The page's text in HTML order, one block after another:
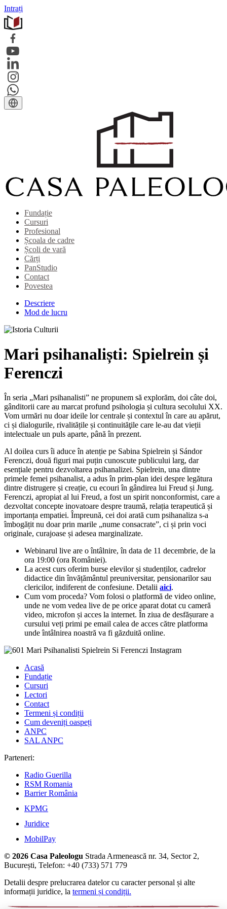
Intrați
Fundație
Cursuri
Profesional
Școala de cadre
Școli de vară
Cărți
PanStudio
Contact
Povestea
Descriere
Mod de lucru
Mari psihanaliști: Spielrein și
Ferenczi
În seria „Mari psihanalisti” ne propunem să explorăm, doi câte doi,
gânditorii care au marcat profund psihologia și cultura secolului XX.
Vom urmări nu doar ideile lor centrale și contextul în care au apărut,
ci și dialogurile, rivalitățile și continuităţile care le-au dat vieții
intelectuale un puls aparte, până în prezent.
Al doilea curs îi aduce în atenție pe Sabina Spielrein și Sándor
Ferenczi, două figuri mai puțin cunoscute publicului larg, dar
esențiale pentru dezvoltarea psihanalizei. Spielrein, una dintre
primele femei psihanalist, a adus în prim-plan idei despre legătura
dintre distrugere și creație, cu ecouri în gândirea lui Freud și Jung.
Ferenczi, apropiat al lui Freud, a fost un spirit nonconformist, care a
dezvoltat concepte inovatoare despre traumă, relația terapeutică și
importanța empatiei. Împreună, cei doi arată cum psihanaliza s-a
îmbogățit nu doar prin marile „nume consacrate”, ci și prin voci
originale, curajoase și adesea marginalizate.
Webinarul live are o întâlnire, în data de 11 decembrie, de la
ora 19:00 (ora României).
La acest curs oferim burse elevilor și studenților, cadrelor
didactice din învățământul preuniversitar, pensionarilor sau
clericilor, indiferent de confesiune. Detalii aici.
Cum vom proceda? Vom folosi o platformă de video online,
unde ne vom vedea live de pe orice aparat dotat cu cameră
video, microfon și acces la internet. În ziua de desfășurare a
cursului veți primi pe email calea de acces către platforma
unde întâlnirea noastră va fi găzduită online.
Acasă
Fundație
Cursuri
Lectori
Contact
Termeni și condiții
Cum deveniți oaspeți
ANPC
SAL ANPC
Parteneri:
Radio Guerilla
RSM Romania
Barrier România
KPMG
Juridice
MobilPay
© 2026 Casa Paleologu Strada Armenească nr. 34, Sector 2,
București, Telefon: +40 (733) 571 779
Detalii despre prelucrarea datelor cu caracter personal și alte
informații juridice, la termeni și condiții.